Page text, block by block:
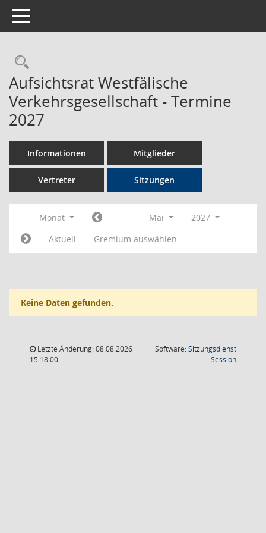
Toggle navigation
Rechercheauswahl
Aufsichtsrat Westfälische
Verkehrsgesellschaft - Termine
2027
Informationen Mitglieder
Vertreter Sitzungen
Monat Mai
2027
Aktuell
Gremium auswählen
Keine Daten gefunden.
Letzte Änderung: 08.08.2026
15:18:00
Software:Sitzungsdienst
Session(Wird in